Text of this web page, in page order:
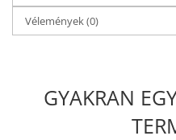
Vélemények(0)
GYAKRAN